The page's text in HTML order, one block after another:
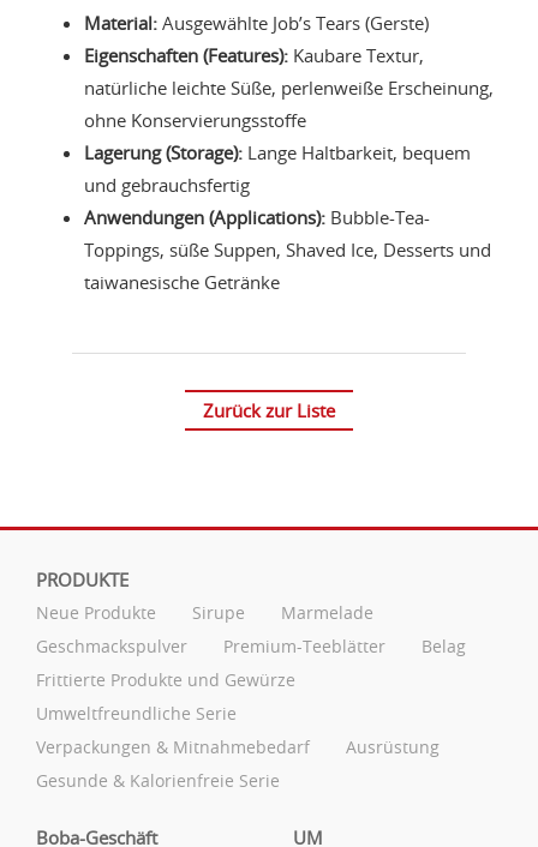
Material: Ausgewählte Job’s Tears (Gerste)
Eigenschaften (Features): Kaubare Textur,
natürliche leichte Süße, perlenweiße Erscheinung,
ohne Konservierungsstoffe
Lagerung (Storage): Lange Haltbarkeit, bequem
und gebrauchsfertig
Anwendungen (Applications): Bubble-Tea-
Toppings, süße Suppen, Shaved Ice, Desserts und
taiwanesische Getränke
Zurück zur Liste
PRODUKTE
Neue Produkte Sirupe
Marmelade
Geschmackspulver
Premium-Teeblätter
Belag
Frittierte Produkte und Gewürze
Umweltfreundliche Serie
Verpackungen & Mitnahmebedarf
Ausrüstung
Gesunde & Kalorienfreie Serie
Boba-Geschäft UM